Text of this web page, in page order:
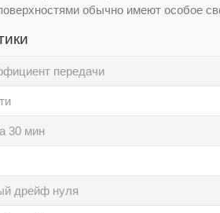
обычно имеют особое
передачи
30 мин
дрейф нуля